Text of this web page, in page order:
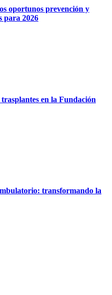
oportunos prevención y
para 2026
en la Fundación
transformando la